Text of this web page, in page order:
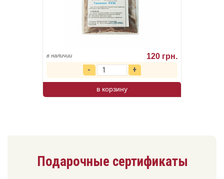
в наличии 120 грн.
в корзину
Подарочные сертификаты